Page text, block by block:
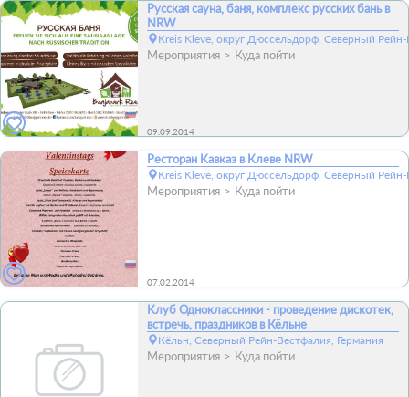
Русская сауна, баня, комплекс русских бань в
NRW
Kreis Kleve, округ Дюссельдорф, Северный Рейн-
Мероприятия Куда пойти
09.09.2014
Ресторан Кавказ в Клеве NRW
Kreis Kleve, округ Дюссельдорф, Северный Рейн-
Мероприятия Куда пойти
07.02.2014
Клуб Одноклассники - проведение дискотек,
встречь, праздников в Кёльне
Кёльн, Северный Рейн-Вестфалия, Германия
Мероприятия Куда пойти